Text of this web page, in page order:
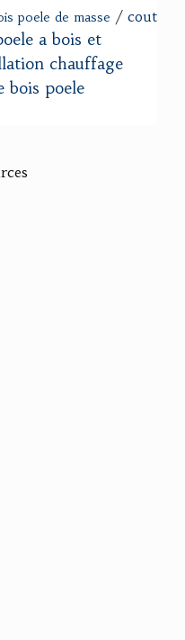
poele de masse / cout
a bois et
chauffage
bois poele